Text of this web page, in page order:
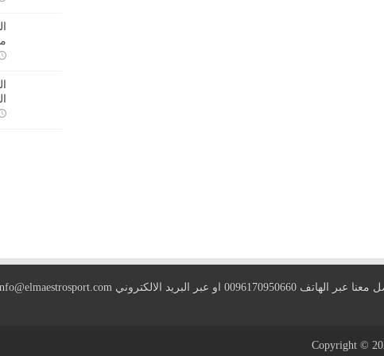
الهاتف 0096170950660 او عبر البريد الالكتروني
Copyright ©